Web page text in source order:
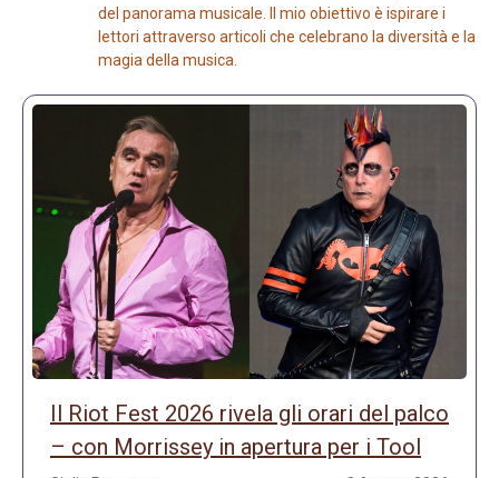
del panorama musicale. Il mio obiettivo è ispirare i
lettori attraverso articoli che celebrano la diversità e la
magia della musica.
Il Riot Fest 2026 rivela gli orari del palco
– con Morrissey in apertura per i Tool